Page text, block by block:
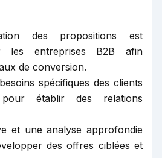
des propositions est
les entreprises B2B afin
de conversion.
spécifiques des clients
établir des relations
et une analyse approfondie
des offres ciblées et